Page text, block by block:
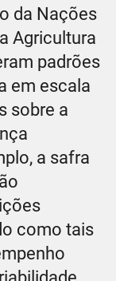
da Nações
Agricultura
padrões
em escala
sobre a
a safra
como tais